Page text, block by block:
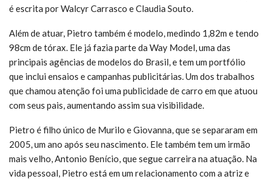
é escrita por Walcyr Carrasco e Claudia Souto.
Além de atuar, Pietro também é modelo, medindo 1,82m e tendo
98cm de tórax. Ele já fazia parte da Way Model, uma das
principais agências de modelos do Brasil, e tem um portfólio
que inclui ensaios e campanhas publicitárias. Um dos trabalhos
que chamou atenção foi uma publicidade de carro em que atuou
com seus pais, aumentando assim sua visibilidade.
Pietro é filho único de Murilo e Giovanna, que se separaram em
2005, um ano após seu nascimento. Ele também tem um irmão
mais velho, Antonio Benício, que segue carreira na atuação. Na
vida pessoal, Pietro está em um relacionamento com a atriz e